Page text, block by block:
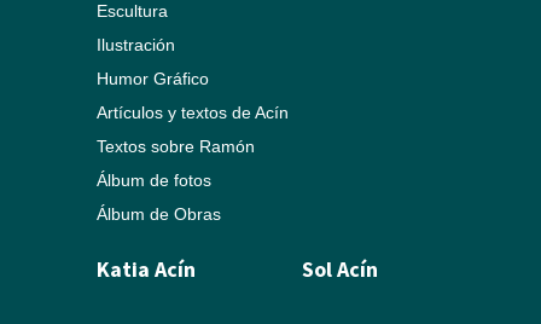
Escultura
Ilustración
Humor Gráfico
Artículos y textos de Acín
Textos sobre Ramón
Álbum de fotos
Álbum de Obras
Katia Acín Sol Acín